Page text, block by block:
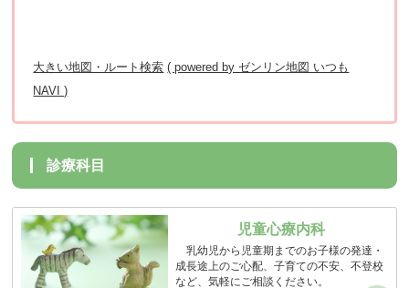
大きい地図・ルート検索 ( powered by ゼンリン地図 いつも
NAVI )
診療科目
児童心療内科
乳幼児から児童期までのお子様の発達・
成長途上のご心配、子育ての不安、不登校
など、気軽にご相談ください。